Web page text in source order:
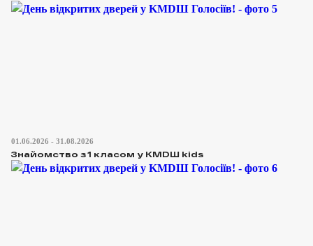
01.06.2026 - 31.08.2026
Знайомство з 1 класом у КМDШ kids